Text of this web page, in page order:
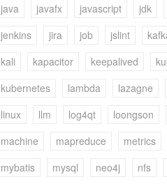
java
javafx javascript jdk
jenkins
jira job jslint
kali
kapacitor keepalived
kubernetes
lambda lazagne
linux
llm log4qt loongson
machine
mapreduce metrics
mybatis
mysql neo4j nfs